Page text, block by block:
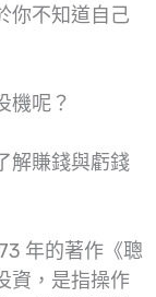
你不知道自己
機呢？
解賺錢與虧錢
年的著作《聰
資，是指操作